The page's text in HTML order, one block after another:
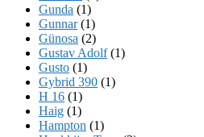
Gunda (1)
Gunnar(1)
Günosa (2)
Gustav Adolf(1)
Gusto (1)
Gybrid 390 (1)
H 16 (1)
Haig (1)
Hampton (1)